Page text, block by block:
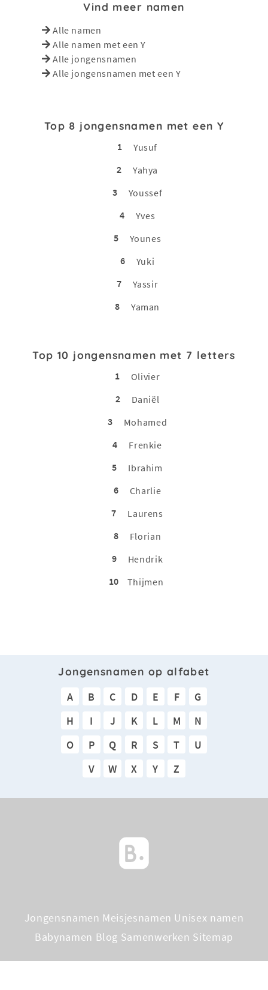
Vind meer namen
Alle namen
Alle namen met een Y
Alle jongensnamen
Alle jongensnamen met een Y
Top 8 jongensnamen met een Y
1
Yusuf
2
Yahya
3
Youssef
4
Yves
5
Younes
6
Yuki
7
Yassir
8
Yaman
Top 10 jongensnamen met 7 letters
1
Olivier
2
Daniël
3
Mohamed
4
Frenkie
5
Ibrahim
6
Charlie
7
Laurens
8
Florian
9
Hendrik
10
Thijmen
Jongensnamen op alfabet
A B C D E F
G
H
I J K L M
N
O
P Q R S T
U
V
W X Y Z
Jongensnamen Meisjesnamen Unisex namen
Babynamen Blog Samenwerken Sitemap